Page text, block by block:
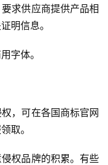
求供应商提供产品相
明信息。
字体。
，可在各国商标官网
取。
权品牌的积累。有些